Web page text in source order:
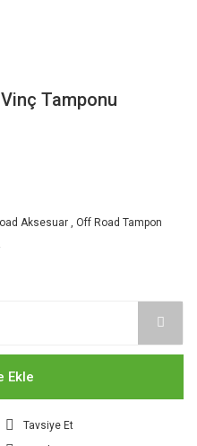
Tamponu
Aksesuar ,Off Road Tampon
Ekle
Tavsiye Et